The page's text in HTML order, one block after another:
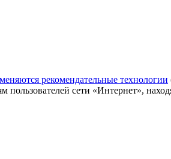
рекомендательные технологии
пользователей сети «Интернет»,